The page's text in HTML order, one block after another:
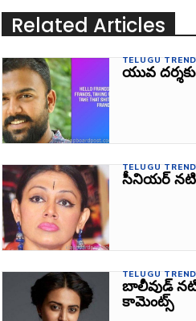
Related Articles
TELUGU
యువ
TELUGU
సీనియర్‌ నటి
TELUGU
బాలీవుడ్‌
కామెంట్స్‌